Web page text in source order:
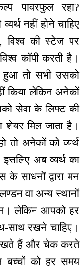
पावरफुल रहा?
नहीं होने चाहिए
विश्व की स्टेज पर
कॉपी करती है।
हुआ तो सभी उसको
किया लेकिन अनेकों
सेवा के लिफ्ट की
शेयर मिल जाता है।
तो अनेकों को व्यर्थ
इसलिए अब व्यर्थ का
साधनों द्वारा मन
वा अन्य स्थानों
लेकिन आपको हर
साथ रखने चाहिए।
हैं और चेक करते
बच्चों को हर समय